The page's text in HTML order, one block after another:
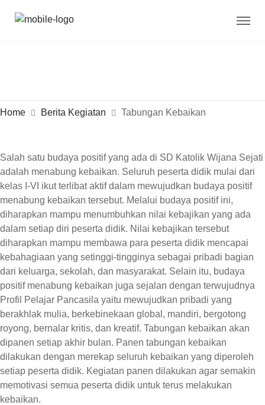
Home Berita Kegiatan Tabungan Kebaikan
Salah satu budaya positif yang ada di SD Katolik Wijana Sejati
adalah menabung kebaikan. Seluruh peserta didik mulai dari
kelas I-VI ikut terlibat aktif dalam mewujudkan budaya positif
menabung kebaikan tersebut. Melalui budaya positif ini,
diharapkan mampu menumbuhkan nilai kebajikan yang ada
dalam setiap diri peserta didik. Nilai kebajikan tersebut
diharapkan mampu membawa para peserta didik mencapai
kebahagiaan yang setinggi-tingginya sebagai pribadi bagian
dari keluarga, sekolah, dan masyarakat. Selain itu, budaya
positif menabung kebaikan juga sejalan dengan terwujudnya
Profil Pelajar Pancasila yaitu mewujudkan pribadi yang
berakhlak mulia, berkebinekaan global, mandiri, bergotong
royong, bernalar kritis, dan kreatif. Tabungan kebaikan akan
dipanen setiap akhir bulan. Panen tabungan kebaikan
dilakukan dengan merekap seluruh kebaikan yang diperoleh
setiap peserta didik. Kegiatan panen dilakukan agar semakin
memotivasi semua peserta didik untuk terus melakukan
kebaikan.